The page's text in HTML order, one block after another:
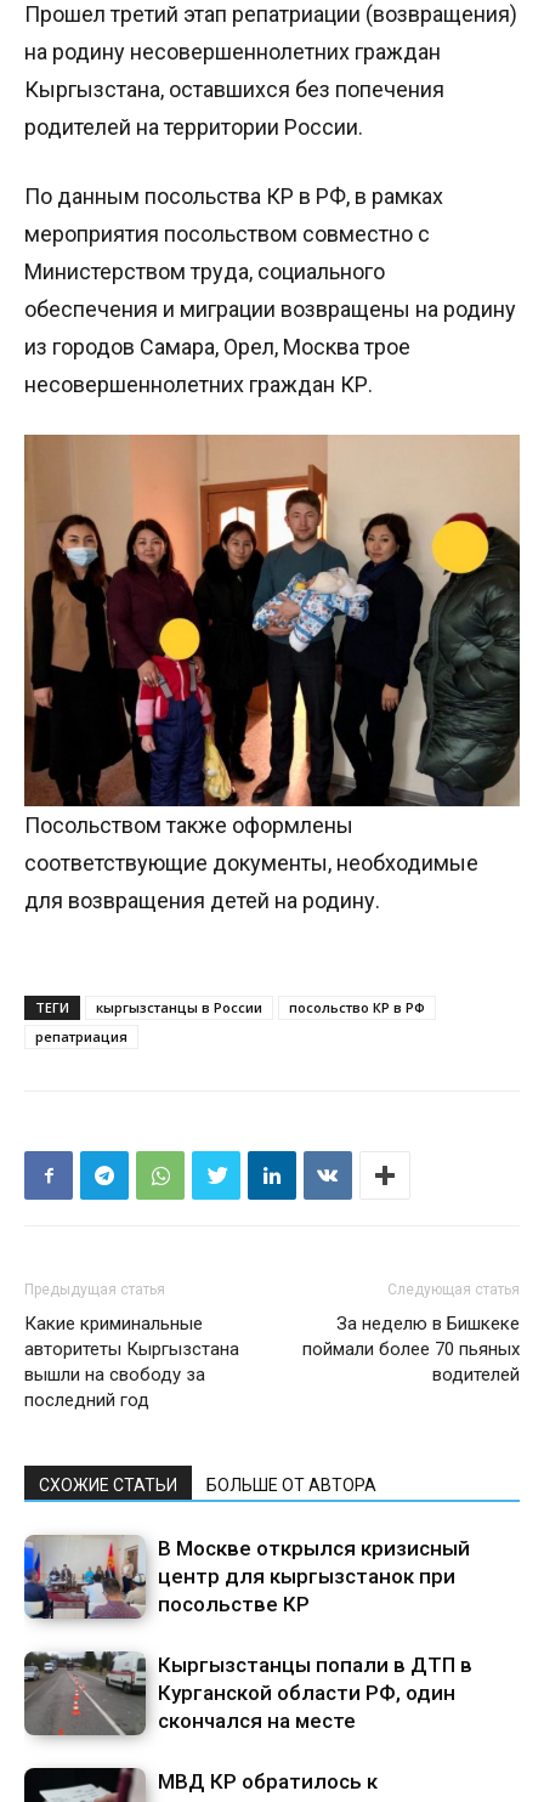
Прошел третий этап репатриации (возвращения)
на родину несовершеннолетних граждан
Кыргызстана, оставшихся без попечения
родителей на территории России.
По данным посольства КР в РФ, в рамках
мероприятия посольством совместно с
Министерством труда, социального
обеспечения и миграции возвращены на родину
из городов Самара, Орел, Москва трое
несовершеннолетних граждан КР.
Посольством также оформлены
соответствующие документы, необходимые
для возвращения детей на родину.
ТЕГИ кыргызстанцы в России
посольство КР в РФ
репатриация
Предыдущая статья
Какие криминальные
авторитеты Кыргызстана
вышли на свободу за
последний год
Следующая статья
За неделю в Бишкеке
поймали более 70 пьяных
водителей
СХОЖИЕ СТАТЬИ БОЛЬШЕ ОТ АВТОРА
В Москве открылся кризисный
центр для кыргызстанок при
посольстве КР
Кыргызстанцы попали в ДТП в
Курганской области РФ, один
скончался на месте
МВД КР обратилось к